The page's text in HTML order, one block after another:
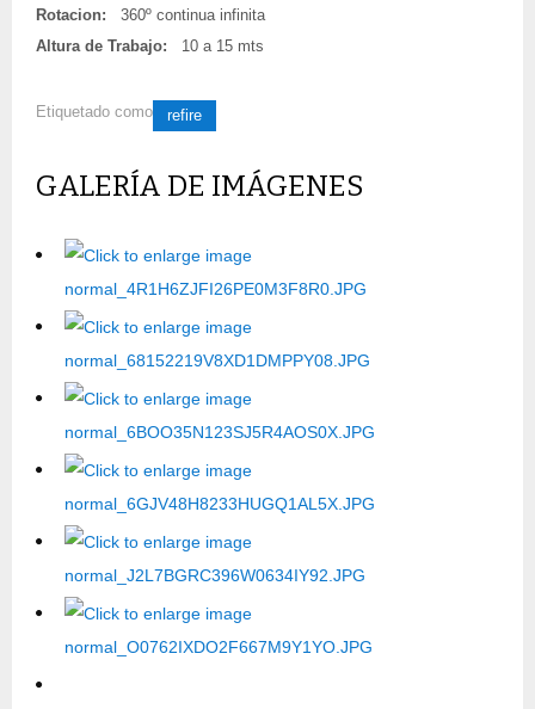
Rotacion:
360º continua infinita
Altura de Trabajo:
10 a 15 mts
Etiquetado como refire
GALERÍA DE IMÁGENES